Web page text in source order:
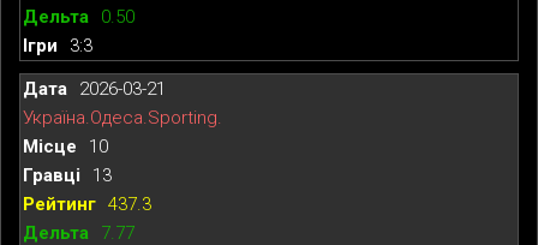
0.50
3:3
2026-03-21
Україна.Одеса.Sporting.
10
13
437.3
7.77